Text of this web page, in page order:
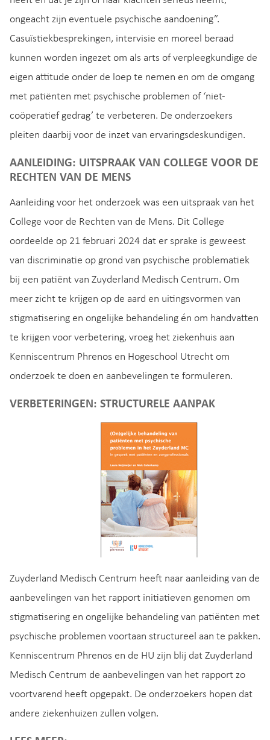
ongeacht zijn eventuele psychische aandoening”.
Casuïstiekbesprekingen, intervisie en moreel beraad
kunnen worden ingezet om als arts of verpleegkundige de
eigen attitude onder de loep te nemen en om de omgang
met patiënten met psychische problemen of ‘niet-
coöperatief gedrag’ te verbeteren. De onderzoekers
pleiten daarbij voor de inzet van ervaringsdeskundigen.
AANLEIDING: UITSPRAAK VAN COLLEGE VOOR DE
RECHTEN VAN DE MENS
Aanleiding voor het onderzoek was een uitspraak van het
College voor de Rechten van de Mens. Dit College
oordeelde op 21 februari 2024 dat er sprake is geweest
van discriminatie op grond van psychische problematiek
bij een patiënt van Zuyderland Medisch Centrum. Om
meer zicht te krijgen op de aard en uitingsvormen van
stigmatisering en ongelijke behandeling én om handvatten
te krijgen voor verbetering, vroeg het ziekenhuis aan
Kenniscentrum Phrenos en Hogeschool Utrecht om
onderzoek te doen en aanbevelingen te formuleren.
VERBETERINGEN: STRUCTURELE AANPAK
Zuyderland Medisch Centrum heeft naar aanleiding van de
aanbevelingen van het rapport initiatieven genomen om
stigmatisering en ongelijke behandeling van patiënten met
psychische problemen voortaan structureel aan te pakken.
Kenniscentrum Phrenos en de HU zijn blij dat Zuyderland
Medisch Centrum de aanbevelingen van het rapport zo
voortvarend heeft opgepakt. De onderzoekers hopen dat
andere ziekenhuizen zullen volgen.